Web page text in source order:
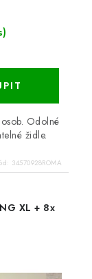
Odolné
židle.
34570928ROMA
XL + 8x